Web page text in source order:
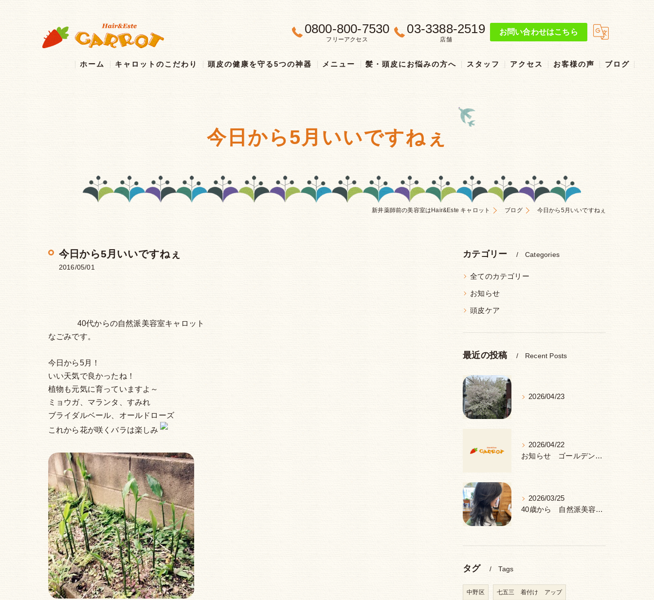
0800-800-7530
フリーアクセス
03-3388-2519
店舗
お問い合わせはこちら
ホーム キャロットのこだわり 頭皮の健康を守る5つの神器 メニュー 髪・頭皮にお悩みの方へ スタッフ アクセス お客様の声 ブログ
今日から5月いいですねぇ
新井薬師前の美容室はHair&Este キャロット ブログ 今日から5月いいですねぇ
今日から5月いいですねぇ
2016/05/01
40代からの自然派美容室キャロット
なごみです。
今日から5月！
いい天気で良かったね！
植物も元気に育っていますよ～
ミョウガ、マランタ、すみれ
ブライダルベール、オールドローズ
これから花が咲くバラは楽しみ
カテゴリー Categories
全てのカテゴリー
お知らせ
頭皮ケア
最近の投稿 Recent Posts
2026/04/23
2026/04/22
お知らせ ゴールデンウィーク 休み
2026/03/25
40歳から 自然派美容室 ヘナ＆ハーブ 中野区 新井薬師前駅
タグ Tags
中野区 七五三 着付け アップ